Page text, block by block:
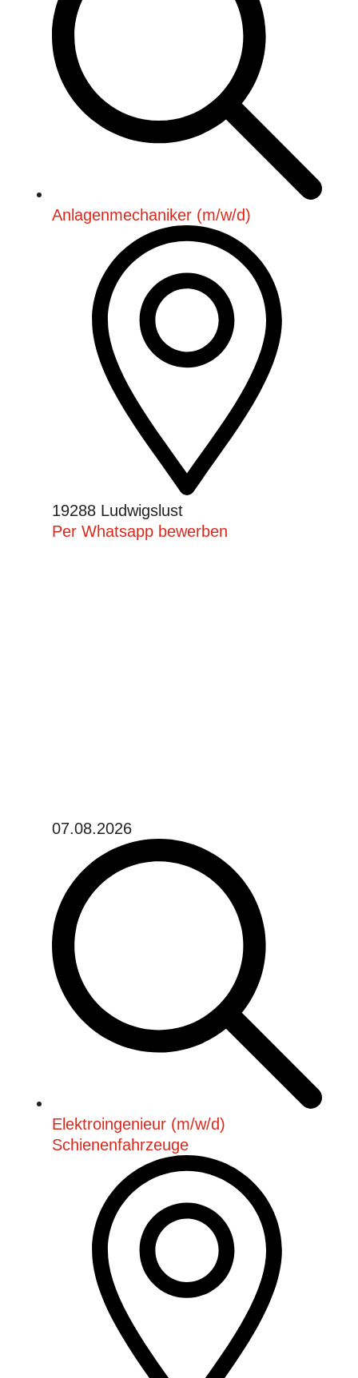
Anlagenmechaniker (m/w/d)
19288 Ludwigslust
Per Whatsapp bewerben
07.08.2026
Elektroingenieur (m/w/d)
Schienenfahrzeuge